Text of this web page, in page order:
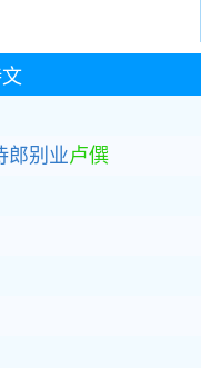
郎别业卢僎